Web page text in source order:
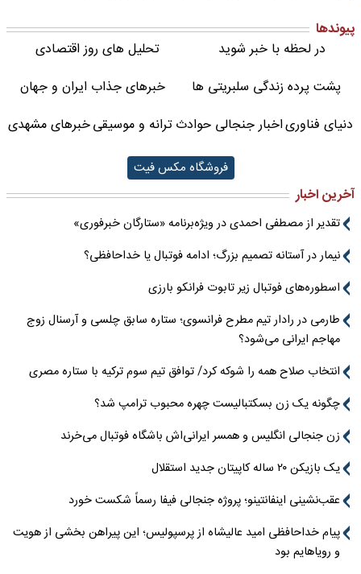
پیوندها
در لحظه با خبر شوید
تحلیل های روز اقتصادی
پشت پرده زندگی سلبریتی ها
خبرهای جذاب ایران و جهان
دنیای فناوریاخبار جنجالی حوادثترانه و موسیقیخبرهای مشهدی
فروشگاه مکس فیت
آخرین اخبار
تقدیر از مصطفی احمدی در ویژه‌برنامه «ستارگان خبرفوری»
نیمار در آستانه تصمیم بزرگ؛ ادامه فوتبال یا خداحافظی؟
اسطوره‌های فوتبال زیر تابوت فرانکو بارزی
طارمی در رادار تیم مطرح فرانسوی؛ ستاره سابق چلسی و آرسنال زوج
مهاجم ایرانی می‌شود؟
انتخاب صلاح همه را شوکه کرد/ توافق تیم سوم ترکیه با ستاره مصری
چگونه یک زن بسکتبالیست چهره محبوب ترامپ شد؟
زن جنجالی انگلیس و همسر ایرانی‌اش باشگاه فوتبال می‌خرند
یک بازیکن ۲۰ ساله کاپیتان جدید استقلال
عقب‌نشینی اینفانتینو؛ پروژه جنجالی فیفا رسماً شکست خورد
پیام خداحافظی امید عالیشاه از پرسپولیس؛ این پیراهن بخشی از هویت
و رویاهایم بود